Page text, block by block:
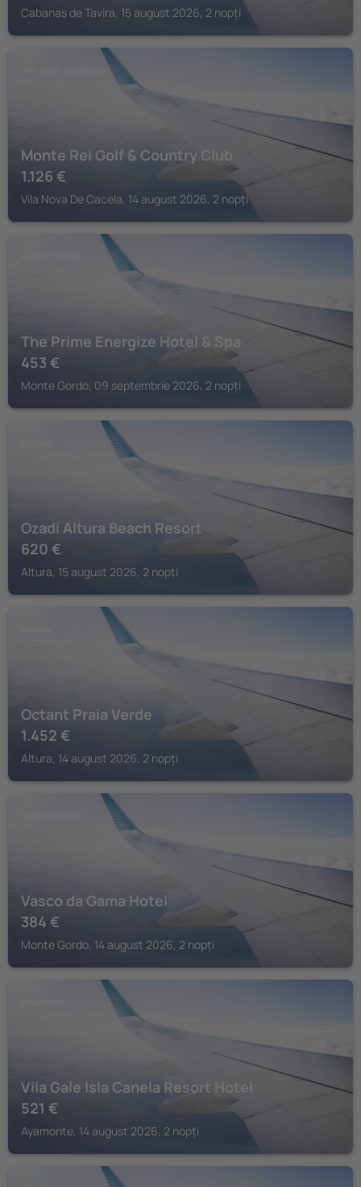
Cabanas de Tavira, 15 august 2026, 2 nopți
Monte Rei Golf & Country Club
1.126 €
Vila Nova De Cacela, 14 august 2026, 2 nopți
The Prime Energize Hotel & Spa
453 €
Monte Gordo, 09 septembrie 2026, 2 nopți
Ozadi Altura Beach Resort
620 €
Altura, 15 august 2026, 2 nopți
Octant Praia Verde
1.452 €
Altura, 14 august 2026, 2 nopți
Vasco da Gama Hotel
384 €
Monte Gordo, 14 august 2026, 2 nopți
Vila Gale Isla Canela Resort Hotel
521 €
Ayamonte, 14 august 2026, 2 nopți